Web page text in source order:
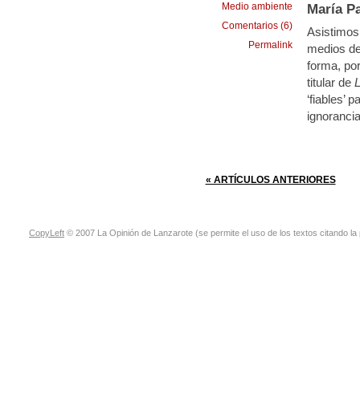
María
medios
forma,
titular de
‘fiables’
Medio ambiente
Comentarios (6)
Permalink
« ARTÍCULOS ANTERIORES
CopyLeft © 2007 La Opinión de Lanzarote (se permite el uso de los textos citando